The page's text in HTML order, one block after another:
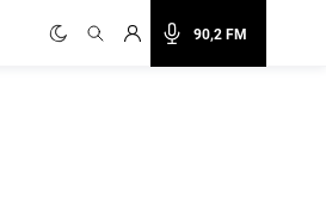
90,2 FM